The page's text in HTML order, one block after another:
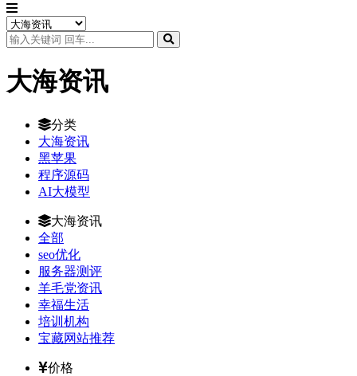
大海资讯
分类
大海资讯
黑苹果
程序源码
AI大模型
大海资讯
全部
seo优化
服务器测评
羊毛党资讯
幸福生活
培训机构
宝藏网站推荐
价格